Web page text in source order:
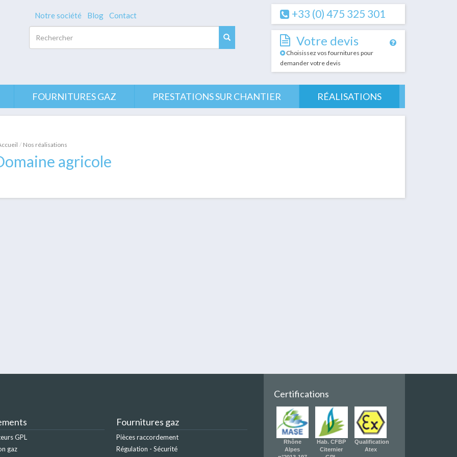
Notre société Blog Contact
Rechercher
+33 (0) 475 325 301
Votre devis
Choisissez vos fournitures pour
demander votre devis
FOURNITURES GAZ PRESTATIONS SUR CHANTIER RÉALISATIONS
Nos réalisations
agricole
GPL
gaz
Fournitures gaz
Pièces raccordement
Régulation - Sécurité
Certifications
Rhône
Alpes
Hab. CFBP
Citernier
Qualification
Atex